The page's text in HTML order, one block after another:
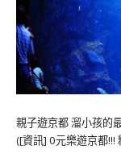
親子遊京都 溜小孩的
([資訊] 0元樂遊京都